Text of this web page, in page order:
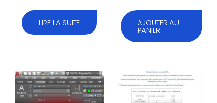
LIRE LA SUITE AJOUTER AU
PANIER